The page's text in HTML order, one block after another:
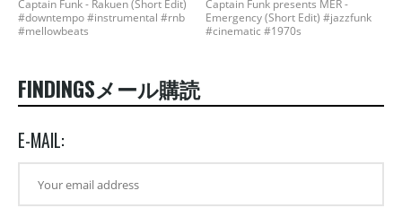
Captain Funk - Rakuen (Short Edit)
#downtempo #instrumental #rnb
#mellowbeats
Captain Funk presents MER -
Emergency (Short Edit) #jazzfunk
#cinematic #1970s
FINDINGSメール購読
E-MAIL: